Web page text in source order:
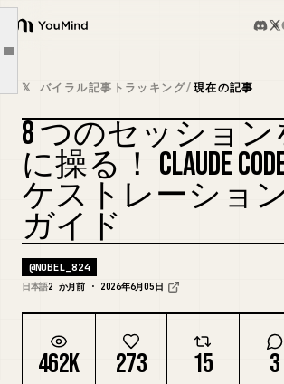
YouMind
概要
ユースケース
スキル
プロンプト
料金
ダウンロード
Article outline
6. 記憶の共有は「SQLite」ではなく公式 auto memory（markdown）で
7. 並列運用で事故る3つの落とし穴（コスト・DB・権限）
8. 中級者向け補足：人数・拡張・品質ゲートのよくある疑問
𝕏 バイラル記事トラッキング/現在の記事
カ
8 つのセッショ
に操る！ CLAUDE
ケストレーショ
ガイド
@NOBEL_824
日本語2 か月前 · 2026年6月05日
462K 273 15 3